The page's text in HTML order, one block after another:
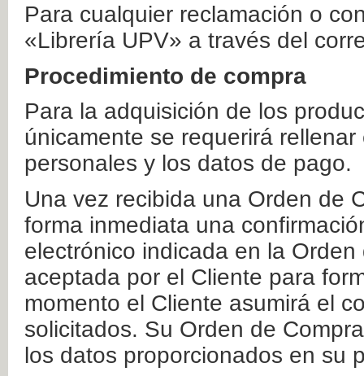
Para cualquier reclamación o
«Librería UPV» a través del
Procedimiento de compra
Para la adquisición de los
únicamente se requerirá
personales y los datos de pago.
Una vez recibida una Orden de
forma inmediata una
electrónico indicada en la
aceptada por el Cliente para
momento el Cliente asumirá el
solicitados. Su Orden de
los datos proporcionados en su